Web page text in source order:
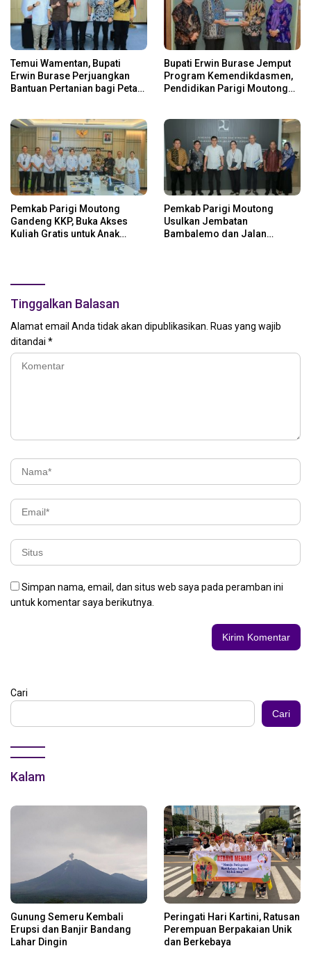
Temui Wamentan, Bupati
Erwin Burase Perjuangkan
Bantuan Pertanian bagi Petani
Bupati Erwin Burase Jemput
Program Kemendikdasmen,
Pendidikan Parigi Moutong
Pemkab Parigi Moutong
Gandeng KKP, Buka Akses
Kuliah Gratis untuk Anak
Pemkab Parigi Moutong
Usulkan Jembatan
Bambalemo dan Jalan
Tinggalkan Balasan
Alamat email Anda tidak akan dipublikasikan. Ruas yang wajib
ditandai *
Simpan nama, email, dan situs web saya pada peramban ini
untuk komentar saya berikutnya.
Cari
Cari
Kalam
Gunung Semeru Kembali
Erupsi dan Banjir Bandang
Lahar Dingin
Peringati Hari Kartini, Ratusan
Perempuan Berpakaian Unik
dan Berkebaya